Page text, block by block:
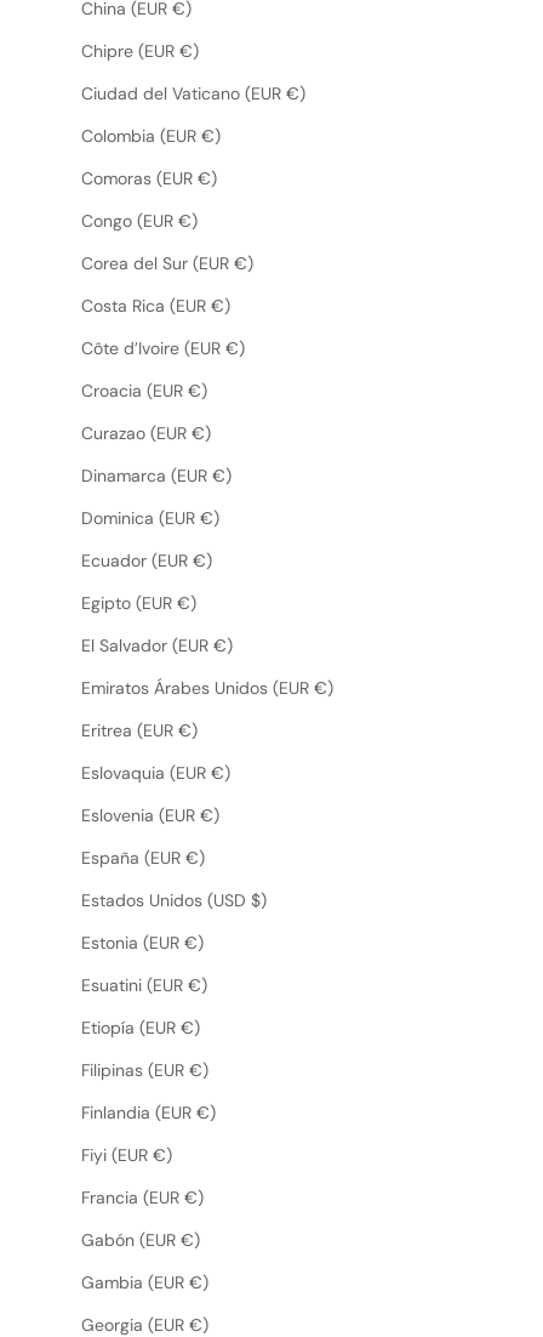
China (EUR €)
Chipre (EUR €)
Ciudad del Vaticano (EUR €)
Colombia (EUR €)
Comoras (EUR €)
Congo (EUR €)
Corea del Sur (EUR €)
Costa Rica (EUR €)
Côte d’Ivoire (EUR €)
Croacia (EUR €)
Curazao (EUR €)
Dinamarca (EUR €)
Dominica (EUR €)
Ecuador (EUR €)
Egipto (EUR €)
El Salvador (EUR €)
Emiratos Árabes Unidos (EUR €)
Eritrea (EUR €)
Eslovaquia (EUR €)
Eslovenia (EUR €)
España (EUR €)
Estados Unidos (USD $)
Estonia (EUR €)
Esuatini (EUR €)
Etiopía (EUR €)
Filipinas (EUR €)
Finlandia (EUR €)
Fiyi (EUR €)
Francia (EUR €)
Gabón (EUR €)
Gambia (EUR €)
Georgia (EUR €)